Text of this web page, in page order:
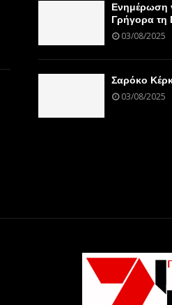
Ενημέρωση
Γρήγορα τη
03/08/2025
Σαρόκο
03/08/2025